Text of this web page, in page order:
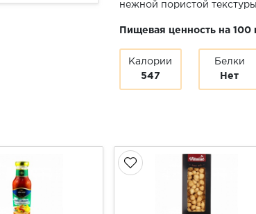
нежной пористой
Пищевая ценность на 100
Калории
547
Белки
Нет